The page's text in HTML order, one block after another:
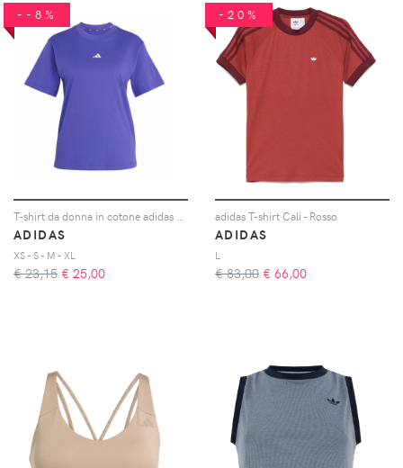
--8%
ADIDAS
XS - S - M - XL
€ 23,15 € 25,00
-20%
adidas T-shirt Cali - Rosso
ADIDAS
L
€ 83,00 € 66,00